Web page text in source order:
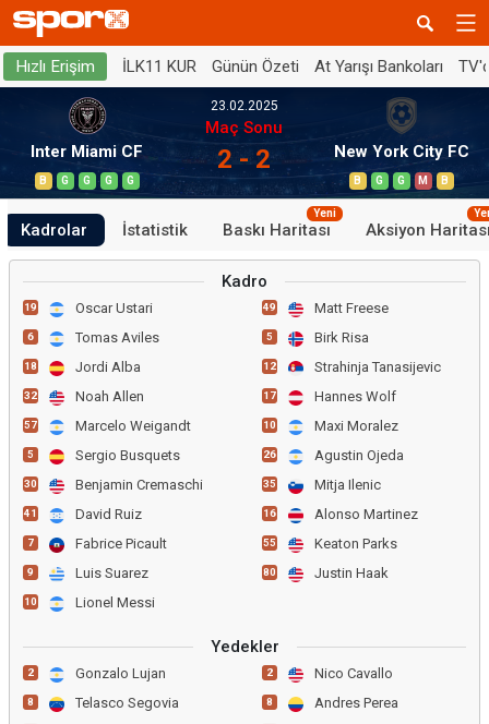
Hızlı Erişim İLK11 KUR Günün Özeti At Yarışı Bankoları
Inter Miami CF
B G G G G
23.02.2025
Maç Sonu
2 - 2 New York City FC
B G G M B
Kadrolar İstatistik Baskı Haritası
Yeni
Aksiyon
Kadro
19 Oscar Ustari
6 Tomas Aviles
18 Jordi Alba
32 Noah Allen
57 Marcelo Weigandt
5 Sergio Busquets
30 Benjamin Cremaschi
41 David Ruiz
7 Fabrice Picault
9 Luis Suarez
10 Lionel Messi
49 Matt Freese
5 Birk Risa
12 Strahinja Tanasijevic
17 Hannes Wolf
10 Maxi Moralez
26 Agustin Ojeda
35 Mitja Ilenic
16 Alonso Martinez
55 Keaton Parks
80 Justin Haak
Yedekler
2 Gonzalo Lujan
8 Telasco Segovia
2 Nico Cavallo
8 Andres Perea